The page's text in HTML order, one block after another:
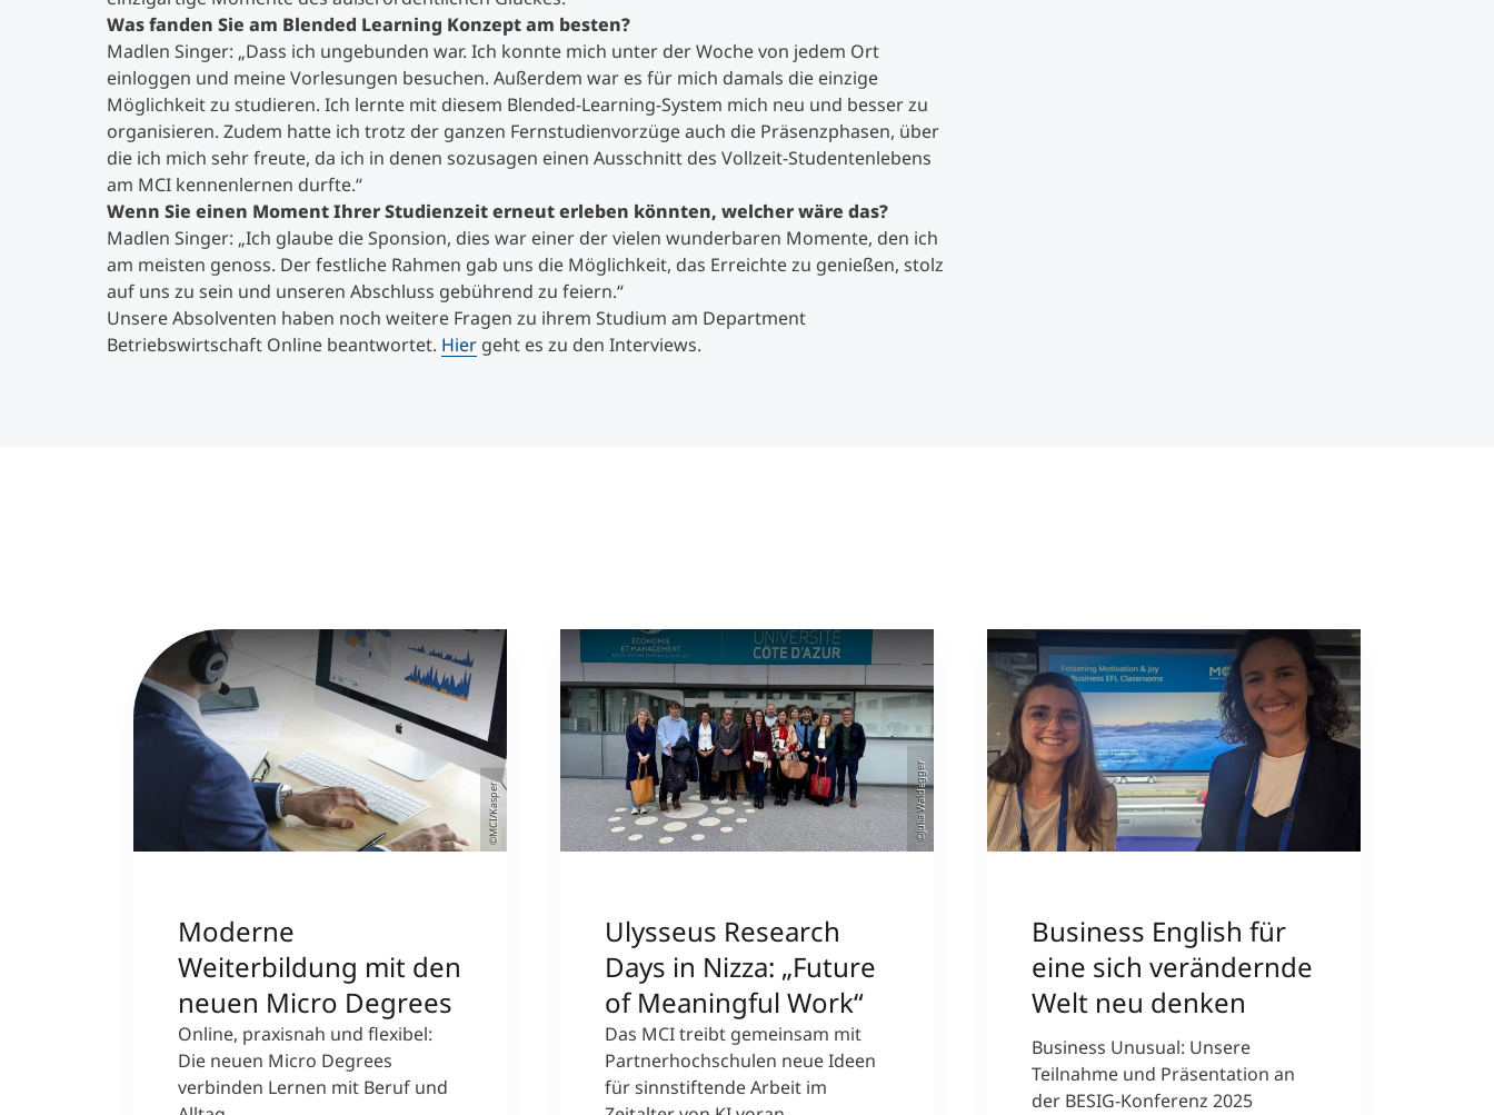
Was fanden Sie am Blended Learning Konzept am besten?
Madlen Singer: „Dass ich ungebunden war. Ich konnte mich unter der Woche von jedem Ort
einloggen und meine Vorlesungen besuchen. Außerdem war es für mich damals die einzige
Möglichkeit zu studieren. Ich lernte mit diesem Blended-Learning-System mich neu und besser zu
organisieren. Zudem hatte ich trotz der ganzen Fernstudienvorzüge auch die Präsenzphasen, über
die ich mich sehr freute, da ich in denen sozusagen einen Ausschnitt des Vollzeit-Studentenlebens
am MCI kennenlernen durfte.“
Wenn Sie einen Moment Ihrer Studienzeit erneut erleben könnten, welcher wäre das?
Madlen Singer: „Ich glaube die Sponsion, dies war einer der vielen wunderbaren Momente, den ich
am meisten genoss. Der festliche Rahmen gab uns die Möglichkeit, das Erreichte zu genießen, stolz
auf uns zu sein und unseren Abschluss gebührend zu feiern.“
Unsere Absolventen haben noch weitere Fragen zu ihrem Studium am Department
Betriebswirtschaft Online beantwortet. Hier geht es zu den Interviews.
©MCI/Kasper
Moderne
Weiterbildung mit den
neuen Micro Degrees
Online, praxisnah und flexibel:
Die neuen Micro Degrees
verbinden Lernen mit Beruf und
©Julia Waldegger
Ulysseus Research
Days in Nizza: „Future
of Meaningful Work“
Das MCI treibt gemeinsam mit
Partnerhochschulen neue Ideen
für sinnstiftende Arbeit im
Business English für
eine sich verändernde
Welt neu denken
Business Unusual: Unsere
Teilnahme und Präsentation an
der BESIG-Konferenz 2025